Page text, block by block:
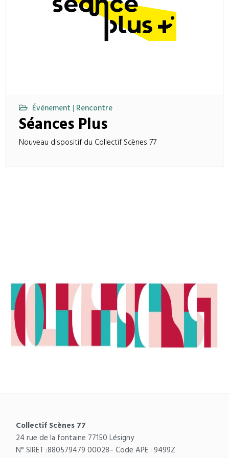
Événement | Rencontre
Séances Plus
Nouveau dispositif du Collectif Scènes 77
Collectif Scènes 77
24 rue de la fontaine 77150 Lésigny
N° SIRET :880579479 00028– Code APE : 9499Z